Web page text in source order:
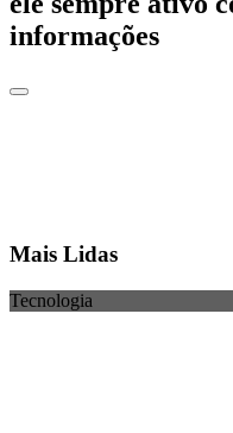
informações
Mais Lidas
Tecnologia